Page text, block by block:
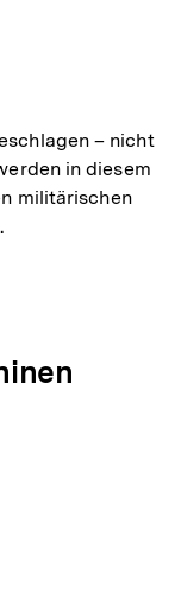
– nicht
in diesem
militärischen